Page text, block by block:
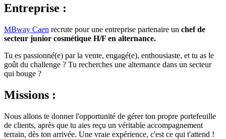
Entreprise :
MBway Caen recrute pour une entreprise partenaire un chef de
secteur junior cosmétique H/F en alternance.
Tu es passionné(e) par la vente, engagé(e), enthousiaste, et tu as le
goût du challenge ? Tu recherches une alternance dans un secteur
qui bouge ?
Missions :
Nous allons te donner l'opportunité de gérer ton propre portefeuille
de clients, après que tu aies reçu un véritable accompagnement
terrain, dès ton arrivée. Une vraie expérience, c'est ce qui t'attend !